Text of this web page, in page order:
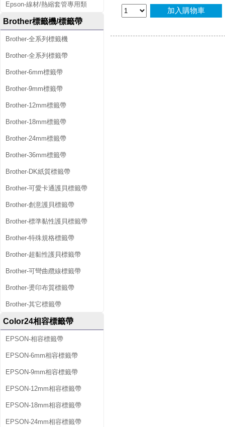
Epson-線材/熱縮套管專用類
Brother標籤機/標籤帶
Brother-全系列標籤機
Brother-全系列標籤帶
Brother-6mm標籤帶
Brother-9mm標籤帶
Brother-12mm標籤帶
Brother-18mm標籤帶
Brother-24mm標籤帶
Brother-36mm標籤帶
Brother-DK紙質標籤帶
Brother-可愛卡通護貝標籤帶
Brother-創意護貝標籤帶
Brother-標準黏性護貝標籤帶
Brother-特殊規格標籤帶
Brother-超黏性護貝標籤帶
Brother-可彎曲纜線標籤帶
Brother-燙印布質標籤帶
Brother-其它標籤帶
Color24相容標籤帶
EPSON-相容標籤帶
EPSON-6mm相容標籤帶
EPSON-9mm相容標籤帶
EPSON-12mm相容標籤帶
EPSON-18mm相容標籤帶
EPSON-24mm相容標籤帶
加入購物車